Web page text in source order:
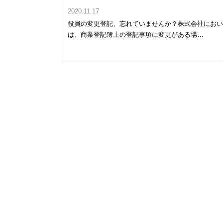
2020.11.17
役員の変更登記、忘れていませんか？株式会社にお
は、商業登記簿上の登記事項に変更がある場…